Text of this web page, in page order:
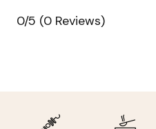
0/5 (0 Reviews)